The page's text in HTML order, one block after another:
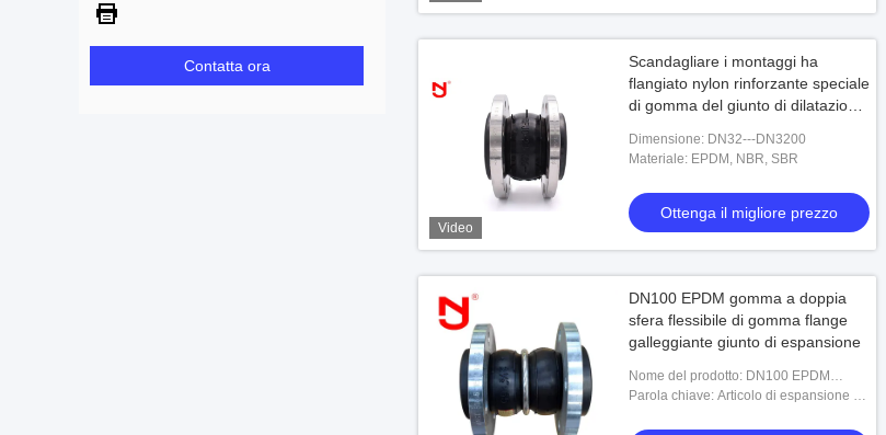
Contatta ora
Video
Scandagliare i montaggi ha
flangiato nylon rinforzante speciale
di gomma del giunto di dilatazione
Dimensione: DN32---DN3200
Materiale: EPDM, NBR, SBR
Ottenga il migliore prezzo
DN100 EPDM gomma a doppia
sfera flessibile di gomma flange
galleggiante giunto di espansione
Nome del prodotto: DN100 EPDM
gomma a doppia sfera flessibile di
Parola chiave: Articolo di espansione di